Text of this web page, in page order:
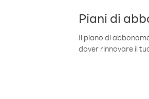
Piani di
Il piano di
dover rinnovare il